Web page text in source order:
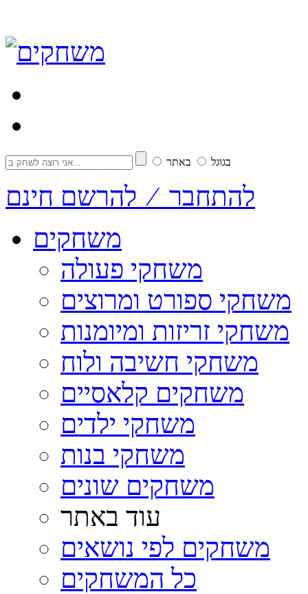
בגוגל באתר
להתחבר ⁄ להרשם חינם
משחקים
משחקי פעולה
משחקי ספורט ומרוצים
משחקי זריזות ומיומנות
משחקי חשיבה ולוח
משחקים קלאסיים
משחקי ילדים
משחקי בנות
משחקים שונים
עוד באתר
משחקים לפי נושאים
כל המשחקים